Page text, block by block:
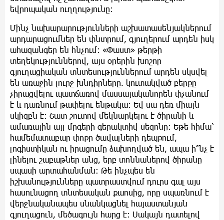
եվրոպական ուղղությունը:
Մինչ նախարարությունների աշխատասենյակներում
արդարացումներ են փնտրում, գյուղերում արդեն իսկ
ահազանգեր են հնչում։ «Փաստ» թերթի
տեղեկություններով, այս օրերին խոշոր
գյուղացիական տնտեսություններում արդեն սկսվել
են առաջին լուրջ խնդիրները. կուտակված բերքը
չիրացվելու պատճառով մասսայականորեն փչանում
է և դառնում թափելու ենթակա։ Եվ սա դեռ միայն
սկիզբն է։ Շատ շուտով մեկնարկելու է ծիրանի և
ամառային այլ մրգերի գերակտիվ սեզոնը։ Եթե հիմա՝
համեմատաբար փոքր ծավալների դեպքում,
լոգիստիկան ու իրացումը ձախողված են, ապա ի՞նչ է
լինելու շաբաթներ անց, երբ տոննաներով ծիրանը
սպասի արտահանման։ Թե ինչպես են
իշխանությունները պատրաստվում դուրս գալ այս
հասունացող տնտեսական քաոսից, որը սպառնում է
վերջնականապես սնանկացնել հայաստանյան
գյուղացուն, մեծագույն հարց է։ Սակայն դատելով